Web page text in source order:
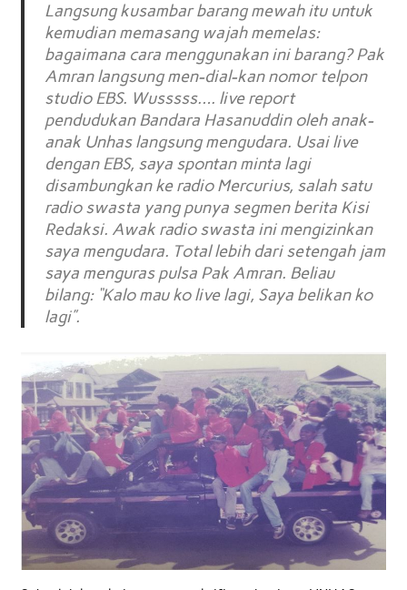
Langsung kusambar barang mewah itu untuk
kemudian memasang wajah memelas:
bagaimana cara menggunakan ini barang? Pak
Amran langsung men-dial-kan nomor telpon
studio EBS. Wusssss…. live report
pendudukan Bandara Hasanuddin oleh anak-
anak Unhas langsung mengudara. Usai live
dengan EBS, saya spontan minta lagi
disambungkan ke radio Mercurius, salah satu
radio swasta yang punya segmen berita Kisi
Redaksi. Awak radio swasta ini mengizinkan
saya mengudara. Total lebih dari setengah jam
saya menguras pulsa Pak Amran. Beliau
bilang: “Kalo mau ko live lagi, Saya belikan ko
lagi”.